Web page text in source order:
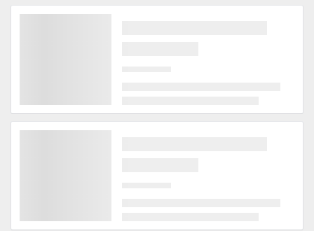
CEO một công ty chứng khoán vừa từ nhiệm
Đã hài lòng với Galaxy Z Fold7, vì sao người dùng
nhiên, Galaxy Z Fold8 vẫn khiến anh quyết